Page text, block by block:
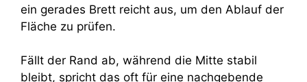
ein gerades Brett reicht aus, um den Ablauf der
Fläche zu prüfen.
Fällt der Rand ab, während die Mitte stabil
bleibt, spricht das oft für eine nachgebende